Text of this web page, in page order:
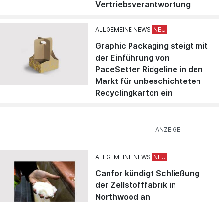
Vertriebsverantwortung
ALLGEMEINE NEWS
Graphic Packaging steigt mit
der Einführung von
PaceSetter Ridgeline in den
Markt für unbeschichteten
Recyclingkarton ein
ALLGEMEINE NEWS
Canfor kündigt Schließung
der Zellstofffabrik in
Northwood an